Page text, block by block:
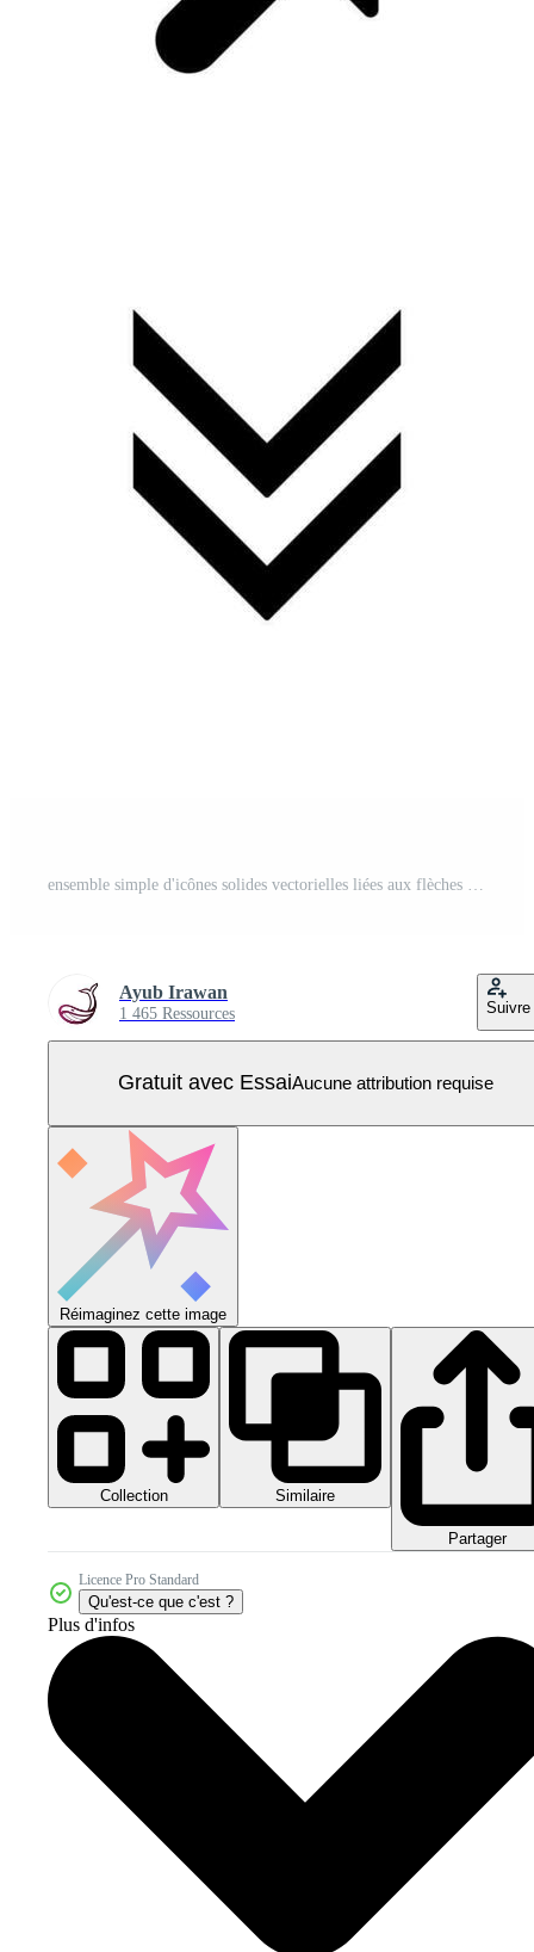
Ayub Irawan
1 465 Ressources Suivre
Gratuit avec EssaiAucune attribution requise
Réimaginez cette image
Collection Similaire
Partager
Licence Pro Standard
Qu'est-ce que c'est ?
Plus d'infos